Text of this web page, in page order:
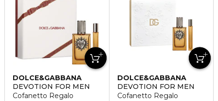
DOLCE&GABBANA
DEVOTION FOR MEN
Cofanetto Regalo
DOLCE&GABBANA
DEVOTION FOR MEN
Cofanetto Regalo